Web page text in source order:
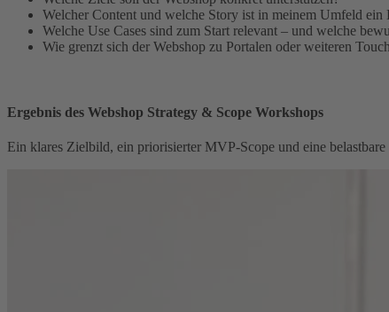
Welcher Content und welche Story ist in meinem Umfeld ein
Welche Use Cases sind zum Start relevant – und welche
Wie grenzt sich der Webshop zu Portalen oder weiteren
Ergebnis des Webshop Strategy & Scope Workshops
Ein klares Zielbild, ein priorisierter MVP‑Scope und eine